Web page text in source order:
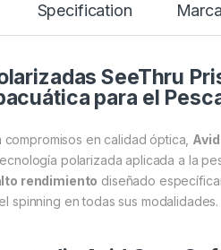
Specification Marca
SeeThru
para el
en calidad óptica,
polarizada aplicada a la
rendimiento diseñado
spinning en todas sus modalidades.